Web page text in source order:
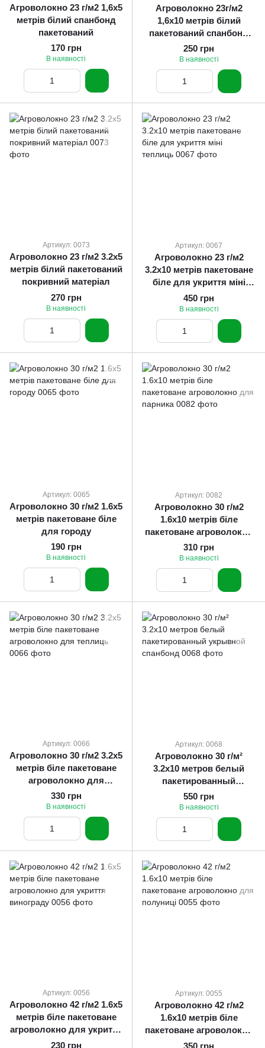
Агроволокно 23 г/м2 1,6х5
метрів білий спанбонд
пакетований
170 грн
В наявності
Агроволокно 23г/м2
1,6х10 метрів білий
пакетований спанбонд
для парника
250 грн
В наявності
Артикул: 0073
Агроволокно 23 г/м2 3.2х5
метрів білий пакетований
покривний матеріал
270 грн
В наявності
Артикул: 0067
Агроволокно 23 г/м2
3.2х10 метрів пакетоване
біле для укриття міні
теплиць
450 грн
В наявності
Артикул: 0065
Агроволокно 30 г/м2 1.6х5
метрів пакетоване біле
для городу
190 грн
В наявності
Артикул: 0082
Агроволокно 30 г/м2
1.6х10 метрів біле
пакетоване агроволокно
для парника
310 грн
В наявності
Артикул: 0066
Агроволокно 30 г/м2 3.2х5
метрів біле пакетоване
агроволокно для
теплиць
330 грн
В наявності
Артикул: 0068
Агроволокно 30 г/м²
3.2х10 метров белый
пакетированный
укрывной спанбонд
550 грн
В наявності
Артикул: 0056
Агроволокно 42 г/м2 1.6х5
метрів біле пакетоване
агроволокно для укриття
винограду
230 грн
Артикул: 0055
Агроволокно 42 г/м2
1.6х10 метрів біле
пакетоване агроволокно
для полуниці
350 грн